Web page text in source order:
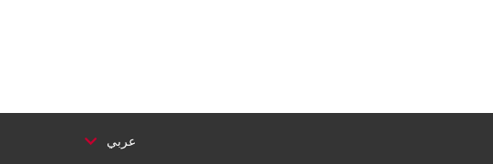
عربي